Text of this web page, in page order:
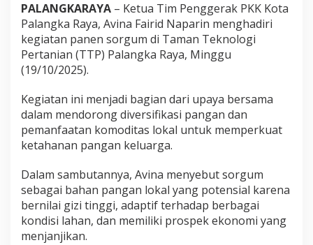
PALANGKARAYA – Ketua Tim Penggerak PKK Kota
Palangka Raya, Avina Fairid Naparin menghadiri
kegiatan panen sorgum di Taman Teknologi
Pertanian (TTP) Palangka Raya, Minggu
(19/10/2025).
Kegiatan ini menjadi bagian dari upaya bersama
dalam mendorong diversifikasi pangan dan
pemanfaatan komoditas lokal untuk memperkuat
ketahanan pangan keluarga.
Dalam sambutannya, Avina menyebut sorgum
sebagai bahan pangan lokal yang potensial karena
bernilai gizi tinggi, adaptif terhadap berbagai
kondisi lahan, dan memiliki prospek ekonomi yang
menjanjikan.